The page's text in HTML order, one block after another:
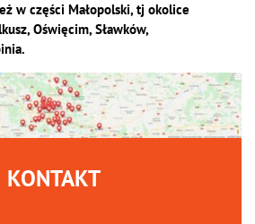
w części Małopolski, tj okolice
Oświęcim, Sławków,
KONTAKT